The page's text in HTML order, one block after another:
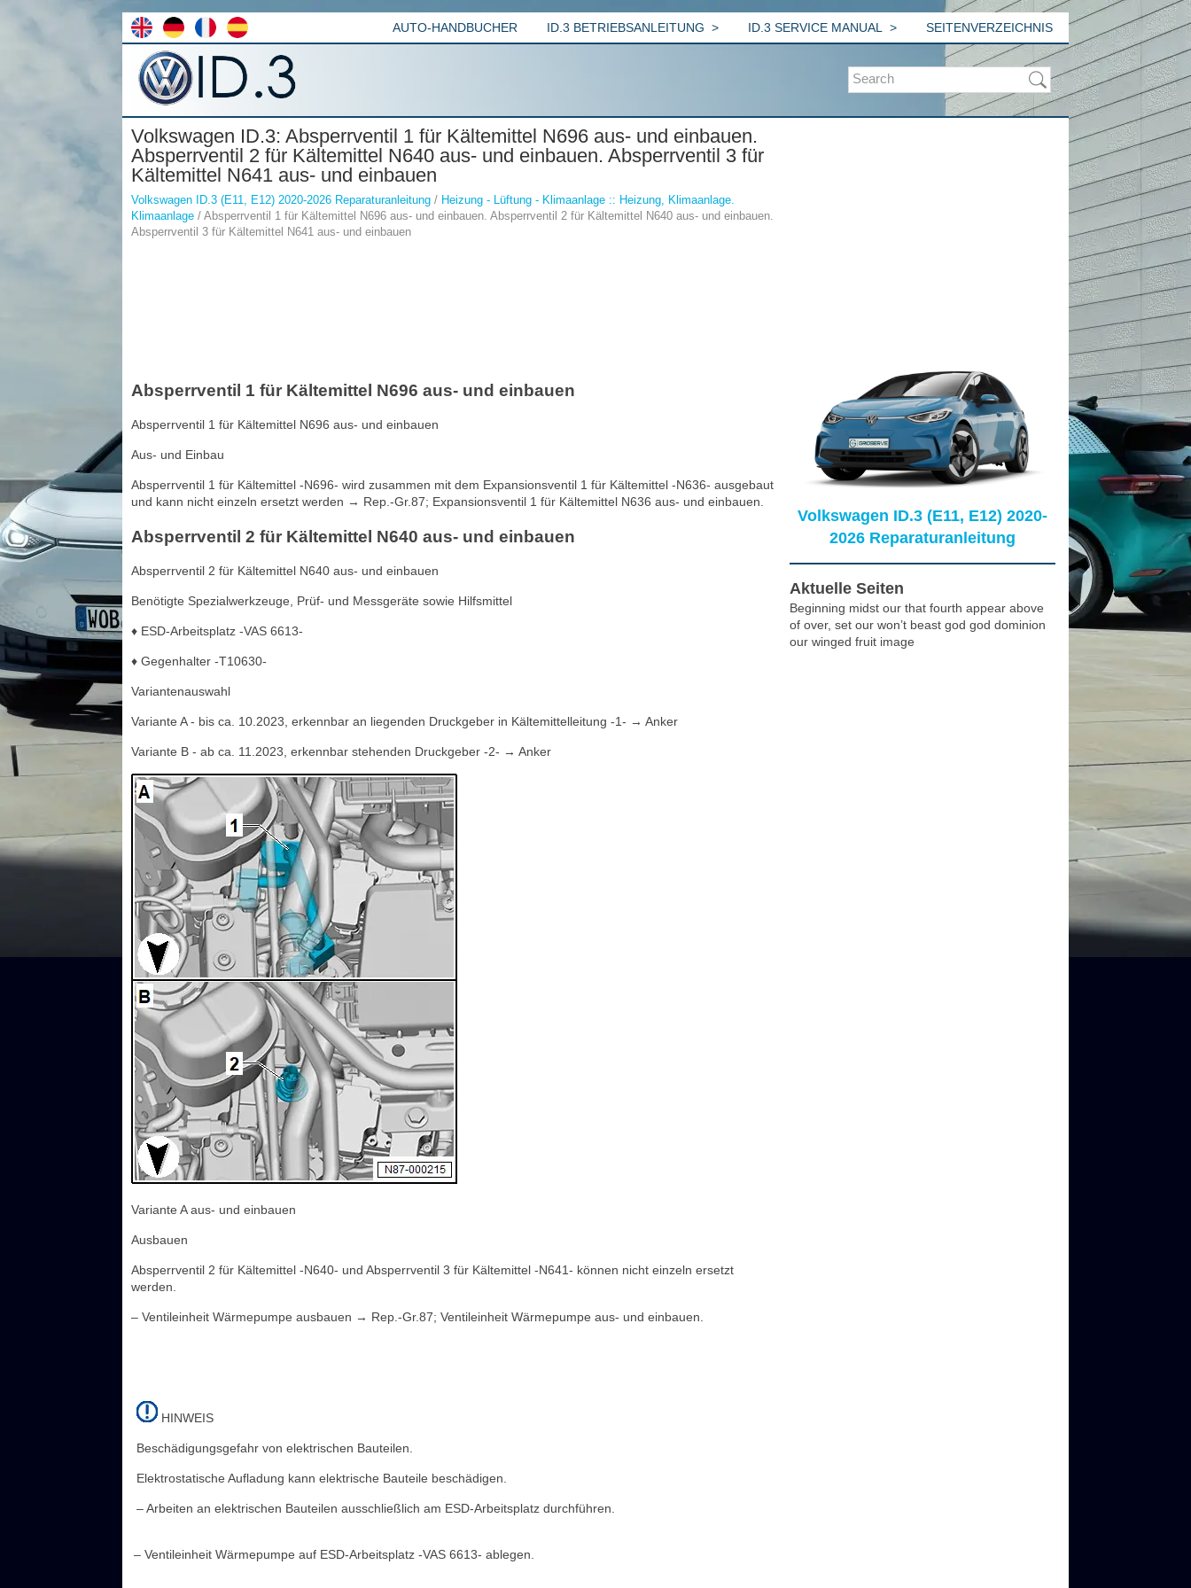
AUTO-HANDBUCHER ID.3 BETRIEBSANLEITUNG ID.3 SERVICE MANUAL SEITENVERZEICHNIS
Volkswagen ID.3: Absperrventil 1 für Kältemittel N696 aus- und einbauen.
Absperrventil 2 für Kältemittel N640 aus- und einbauen. Absperrventil 3 für
Kältemittel N641 aus- und einbauen
Volkswagen ID.3 (E11, E12) 2020-2026 Reparaturanleitung / Heizung - Lüftung - Klimaanlage :: Heizung, Klimaanlage.
Klimaanlage / Absperrventil 1 für Kältemittel N696 aus- und einbauen. Absperrventil 2 für Kältemittel N640 aus- und einbauen.
Absperrventil 3 für Kältemittel N641 aus- und einbauen
Absperrventil 1 für Kältemittel N696 aus- und einbauen
Absperrventil 1 für Kältemittel N696 aus- und einbauen
Aus- und Einbau
Absperrventil 1 für Kältemittel -N696- wird zusammen mit dem Expansionsventil 1 für Kältemittel -N636- ausgebaut
und kann nicht einzeln ersetzt werden → Rep.-Gr.87; Expansionsventil 1 für Kältemittel N636 aus- und einbauen.
Absperrventil 2 für Kältemittel N640 aus- und einbauen
Absperrventil 2 für Kältemittel N640 aus- und einbauen
Benötigte Spezialwerkzeuge, Prüf- und Messgeräte sowie Hilfsmittel
♦ ESD-Arbeitsplatz -VAS 6613-
♦ Gegenhalter -T10630-
Variantenauswahl
Variante A - bis ca. 10.2023, erkennbar an liegenden Druckgeber in Kältemittelleitung -1- → Anker
Variante B - ab ca. 11.2023, erkennbar stehenden Druckgeber -2- → Anker
Variante A aus- und einbauen
Ausbauen
Absperrventil 2 für Kältemittel -N640- und Absperrventil 3 für Kältemittel -N641- können nicht einzeln ersetzt
werden.
– Ventileinheit Wärmepumpe ausbauen → Rep.-Gr.87; Ventileinheit Wärmepumpe aus- und einbauen.
HINWEIS
Beschädigungsgefahr von elektrischen Bauteilen.
Elektrostatische Aufladung kann elektrische Bauteile beschädigen.
– Arbeiten an elektrischen Bauteilen ausschließlich am ESD-Arbeitsplatz durchführen.
– Ventileinheit Wärmepumpe auf ESD-Arbeitsplatz -VAS 6613- ablegen.
Volkswagen ID.3 (E11, E12) 2020-
2026 Reparaturanleitung
Aktuelle Seiten
Beginning midst our that fourth appear above
of over, set our won’t beast god god dominion
our winged fruit image